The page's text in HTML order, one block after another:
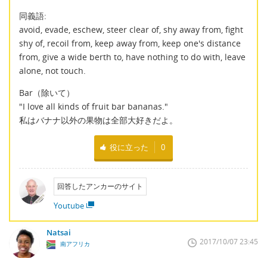
同義語:
avoid, evade, eschew, steer clear of, shy away from, fight
shy of, recoil from, keep away from, keep one's distance
from, give a wide berth to, have nothing to do with, leave
alone, not touch.
Bar（除いて）
"I love all kinds of fruit bar bananas."
私はバナナ以外の果物は全部大好きだよ。
役に立った 0
回答したアンカーのサイト
Youtube
Natsai
南アフリカ 2017/10/07 23:45